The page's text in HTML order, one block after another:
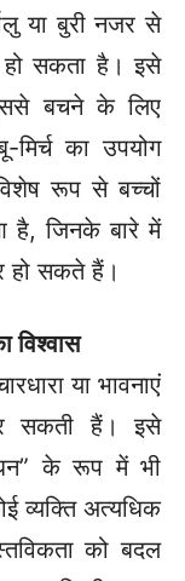
या बुरी नजर से
हो सकता है। इसे
बचने के लिए
का उपयोग
रूप से बच्चों
जिनके बारे में
हो सकते हैं।
विश्वास
या भावनाएं
सकती हैं। इसे
के रूप में भी
व्यक्ति अत्यधिक
को बदल